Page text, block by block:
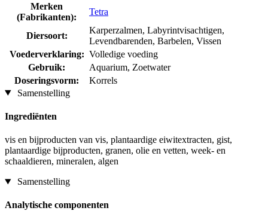
Merken
(Fabrikanten):
Tetra
Diersoort:
Karperzalmen, Labyrintvisachtigen,
Levendbarenden, Barbelen, Vissen
Voederverklaring: Volledige voeding
Gebruik:
Aquarium, Zoetwater
Doseringsvorm:
Korrels
Samenstelling
Ingrediënten
vis en bijproducten van vis, plantaardige eiwitextracten, gist,
plantaardige bijproducten, granen, olie en vetten, week- en
schaaldieren, mineralen, algen
Samenstelling
Analytische componenten